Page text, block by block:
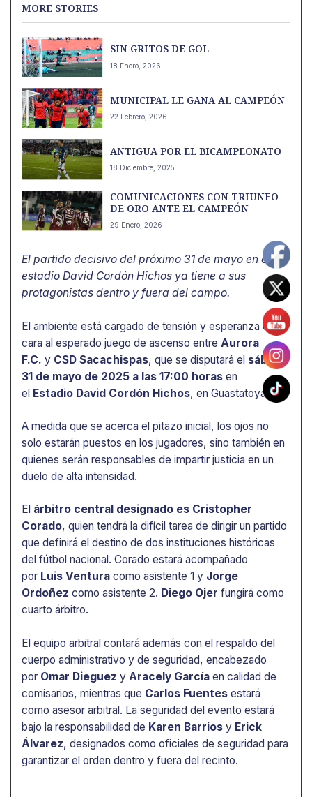
MORE STORIES
SIN GRITOS DE GOL
18 Enero, 2026
MUNICIPAL LE GANA AL CAMPEÓN
22 Febrero, 2026
ANTIGUA POR EL BICAMPEONATO
18 Diciembre, 2025
COMUNICACIONES CON TRIUNFO
DE ORO ANTE EL CAMPEÓN
29 Enero, 2026
El partido decisivo del próximo 31 de mayo en el
estadio David Cordón Hichos ya tiene a sus
protagonistas dentro y fuera del campo.
El ambiente está cargado de tensión y esperanza de
cara al esperado juego de ascenso entre Aurora
F.C. y CSD Sacachispas, que se disputará el sábado
31 de mayo de 2025 a las 17:00 horas en
el Estadio David Cordón Hichos, en Guastatoya.
A medida que se acerca el pitazo inicial, los ojos no
solo estarán puestos en los jugadores, sino también en
quienes serán responsables de impartir justicia en un
duelo de alta intensidad.
El árbitro central designado es Cristopher
Corado, quien tendrá la difícil tarea de dirigir un partido
que definirá el destino de dos instituciones históricas
del fútbol nacional. Corado estará acompañado
por Luis Ventura como asistente 1 y Jorge
Ordoñez como asistente 2. Diego Ojer fungirá como
cuarto árbitro.
El equipo arbitral contará además con el respaldo del
cuerpo administrativo y de seguridad, encabezado
por Omar Dieguez y Aracely García en calidad de
comisarios, mientras que Carlos Fuentes estará
como asesor arbitral. La seguridad del evento estará
bajo la responsabilidad de Karen Barrios y Erick
Álvarez, designados como oficiales de seguridad para
garantizar el orden dentro y fuera del recinto.